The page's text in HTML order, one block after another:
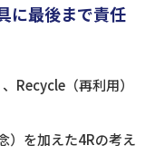
に最後まで責任
Recycle（再利用）
）を加えた4Rの考え